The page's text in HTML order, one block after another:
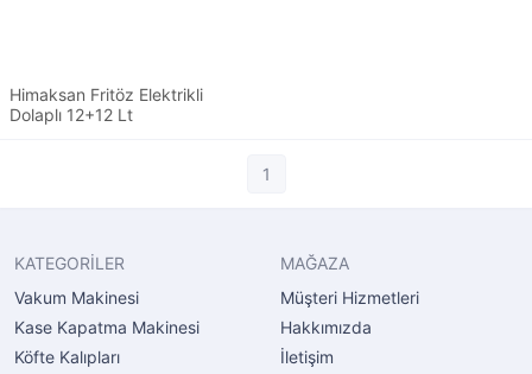
Himaksan Fritöz Elektrikli
Dolaplı 12+12 Lt
1
KATEGORİLER
Vakum Makinesi
Kase Kapatma Makinesi
Köfte Kalıpları
MAĞAZA
Müşteri Hizmetleri
Hakkımızda
İletişim